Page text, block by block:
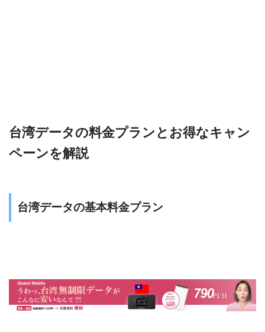
台湾データの料金プランとお得なキャン
ペーンを解説
台湾データの基本料金プラン